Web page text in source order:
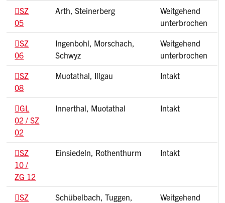
SZ
05
Arth, Steinerberg
Weitgehend
unterbrochen
SZ
06
Ingenbohl, Morschach,
Schwyz
Weitgehend
unterbrochen
SZ
08
Muotathal, Illgau Intakt
GL
02 / SZ
02
Innerthal, Muotathal Intakt
SZ
10 /
ZG 12
Einsiedeln, Rothenthurm Intakt
SZ
Schübelbach, Tuggen,
Weitgehend